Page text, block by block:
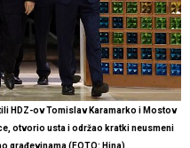
HDZ-ov Tomislav Karamarko i Mostov
otvorio usta i održao kratki neusmeni
građevinama (FOTO: Hina)